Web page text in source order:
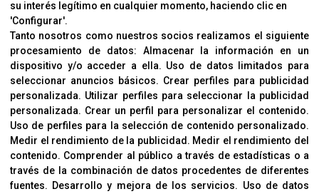
CORVER
Aviso Legal
Sobre Nosotros
Cookies
Política De Privacidad
OFICINAS
C/ Coneixement 5, 08850
su interés legítimo en cualquier momento, haciendo clic en
'Configurar'.
Tanto nosotros como nuestros socios realizamos el siguiente
procesamiento de datos: Almacenar la información en un
dispositivo y/o acceder a ella. Uso de datos limitados para
seleccionar anuncios básicos. Crear perfiles para publicidad
personalizada. Utilizar perfiles para seleccionar la publicidad
personalizada. Crear un perfil para personalizar el contenido.
Uso de perfiles para la selección de contenido personalizado.
Medir el rendimiento de la publicidad . Medir el rendimiento del
contenido. Comprender al público a través de estadísticas o a
través de la combinación de datos procedentes de diferentes
fuentes. Desarrollo y mejora de los servicios. Uso de datos